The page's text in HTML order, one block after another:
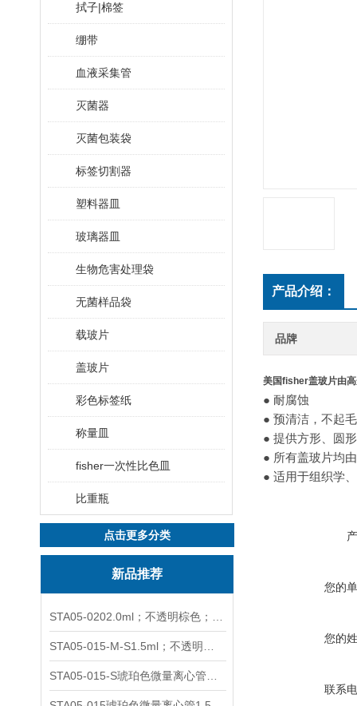
拭子|棉签
绷带
血液采集管
灭菌器
灭菌包装袋
标签切割器
塑料器皿
玻璃器皿
生物危害处理袋
无菌样品袋
载玻片
盖玻片
彩色标签纸
称量皿
fisher一次性比色皿
比重瓶
点击更多分类
新品推荐
产品介绍：
品牌
美国fisher盖玻片由
● 耐腐蚀
● 预清洁，不起
● 提供方形、圆
● 所有盖玻片均
● 适用于组织学
您的
您的
联系